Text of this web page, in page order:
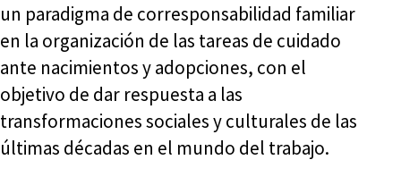
un paradigma de corresponsabilidad familiar
en la organización de las tareas de cuidado
ante nacimientos y adopciones, con el
objetivo de dar respuesta a las
transformaciones sociales y culturales de las
últimas décadas en el mundo del trabajo.